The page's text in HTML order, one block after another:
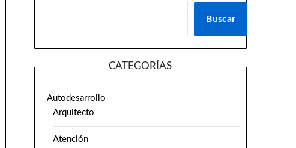
Buscar
CATEGORÍAS
Autodesarrollo
Arquitecto
Atención